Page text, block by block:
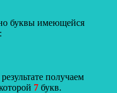
буквы имеющейся
получаем
7 букв.